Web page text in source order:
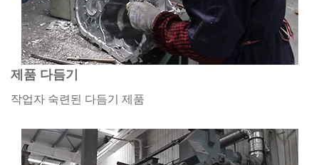
제품 다듬기
작업자 숙련된 다듬기 제품